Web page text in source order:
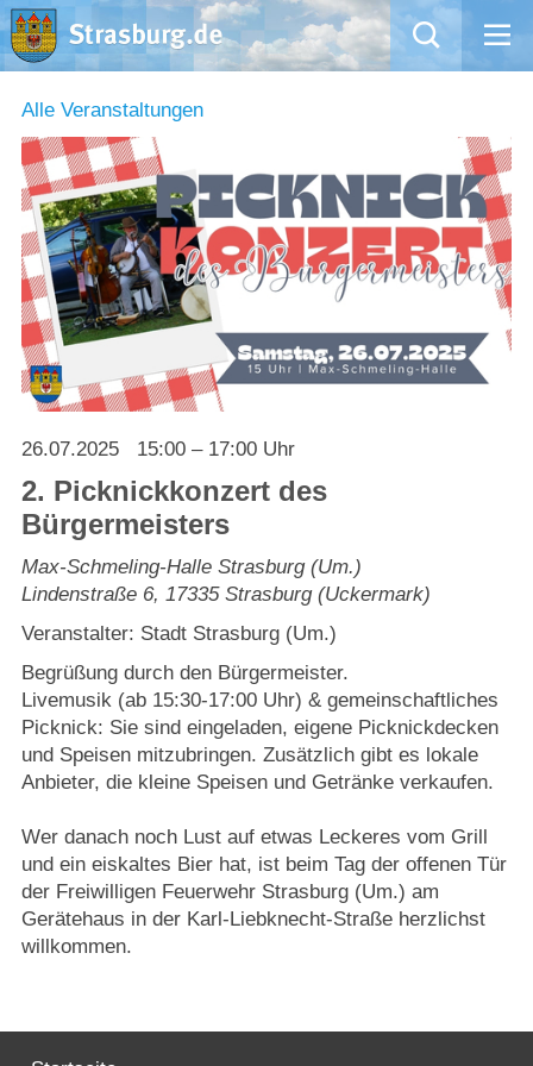
Mängelmeldung
Aktuelles
Rathaus
Natur – Kultur – Tourismus
Wirtschaft
Willkommen in Strasburg (Uckermark)
Strasburger Ehrenamtspreis „SBG“
Welcome to Strasburg (Uckermark)
Ласкаво просимо до Штрасбурга (Уккермарк)
مرحبًا بكم في شتراسبورغ (أوكرمارك)
Bine ați venit în Strasburg (Uckermark)
Online-Bewerbungen
Sprache/Language
Alle Veranstaltungen
26.07.2025 15:00 – 17:00 Uhr
2. Picknickkonzert des
Bürgermeisters
Max-Schmeling-Halle Strasburg (Um.)
Lindenstraße 6,17335 Strasburg (Uckermark)
Veranstalter: Stadt Strasburg (Um.)
Begrüßung durch den Bürgermeister.
Livemusik (ab 15:30-17:00 Uhr) & gemeinschaftliches
Picknick: Sie sind eingeladen, eigene Picknickdecken
und Speisen mitzubringen. Zusätzlich gibt es lokale
Anbieter, die kleine Speisen und Getränke verkaufen.
Wer danach noch Lust auf etwas Leckeres vom Grill
und ein eiskaltes Bier hat, ist beim Tag der offenen Tür
der Freiwilligen Feuerwehr Strasburg (Um.) am
Gerätehaus in der Karl-Liebknecht-Straße herzlichst
willkommen.